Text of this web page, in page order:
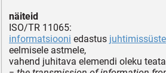
näiteid
ISO/TR 11065:
informatsiooni edastus
eelmisele astmele,
vahend juhitava elemendi oleku